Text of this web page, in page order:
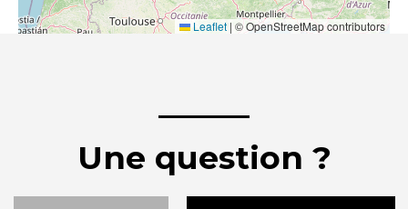
Leaflet | © OpenStreetMap contributors
Une question ?